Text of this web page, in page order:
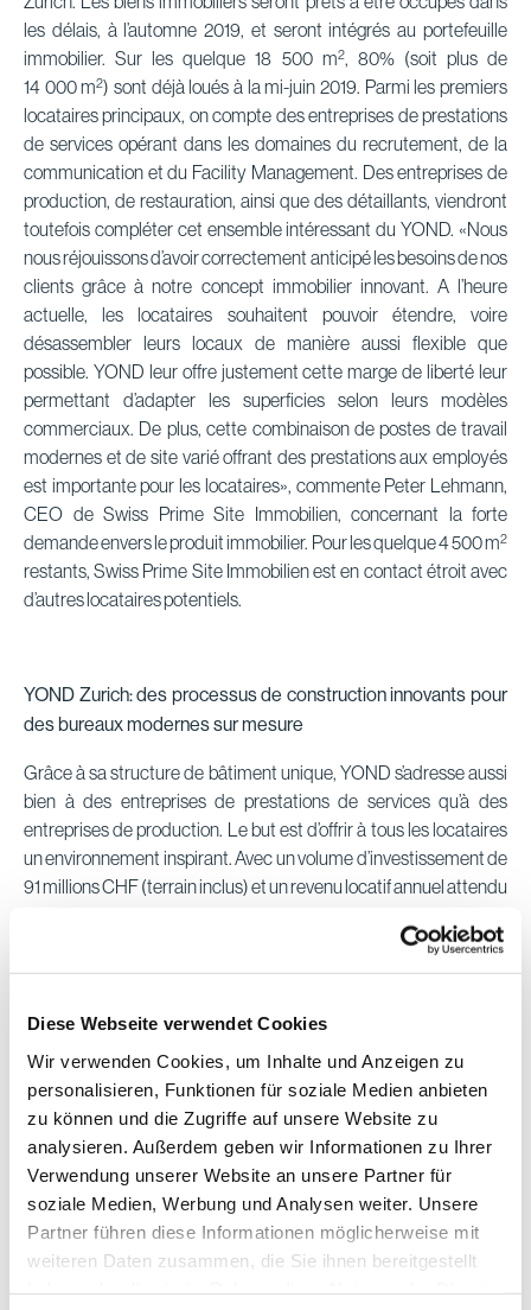
Diese Webseite verwendet Cookies
Wir verwenden Cookies, um Inhalte und Anzeigen zu
personalisieren, Funktionen für soziale Medien anbieten
zu können und die Zugriffe auf unsere Website zu
analysieren. Außerdem geben wir Informationen zu Ihrer
Verwendung unserer Website an unsere Partner für
soziale Medien, Werbung und Analysen weiter. Unsere
Partner führen diese Informationen möglicherweise mit
weiteren Daten zusammen, die Sie ihnen bereitgestellt
les délais, à l’automne 2019, et seront intégrés au portefeuille
immobilier. Sur les quelque 18 500 m2, 80% (soit plus de
14 000 m2) sont déjà loués à la mi-juin 2019. Parmi les premiers
locataires principaux, on compte des entreprises de prestations
de services opérant dans les domaines du recrutement, de la
communication et du Facility Management. Des entreprises de
production, de restauration, ainsi que des détaillants, viendront
toutefois compléter cet ensemble intéressant du YOND. «Nous
nous réjouissons d’avoir correctement anticipé les besoins de nos
clients grâce à notre concept immobilier innovant. A l’heure
actuelle, les locataires souhaitent pouvoir étendre, voire
désassembler leurs locaux de manière aussi flexible que
possible. YOND leur offre justement cette marge de liberté leur
permettant d’adapter les superficies selon leurs modèles
commerciaux. De plus, cette combinaison de postes de travail
modernes et de site varié offrant des prestations aux employés
est importante pour les locataires», commente Peter Lehmann,
CEO de Swiss Prime Site Immobilien, concernant la forte
demande envers le produit immobilier. Pour les quelque 4 500 m2
restants, Swiss Prime Site Immobilien est en contact étroit avec
d’autres locataires potentiels.
YOND Zurich: des processus de construction innovants pour
des bureaux modernes sur mesure
Grâce à sa structure de bâtiment unique, YOND s’adresse aussi
bien à des entreprises de prestations de services qu’à des
entreprises de production. Le but est d’offrir à tous les locataires
un environnement inspirant. Avec un volume d’investissement de
91 millions CHF (terrain inclus) et un revenu locatif annuel attendu
pouvant convenir à toute utilisation, d’offrir aux locataires
différents concepts d’aménagement intérieur et des superficies
aux critères actuels: à savoir des espaces et des surfaces
fonctionnels, modulables de façon créative et personnalisée en
fonction de la situation du marché. Le caractère innovant du
bâtiment s’est également révélé tout au long du processus de
planification et de réalisation. Ce dernier s’est pour la première fois
entièrement déroulé selon les principes du «Lean Construction».
Peter Lehmann, CEO de Swiss Prime Site Immobilien: «Pour le
projet YOND, nous avons eu recours à des technologies et à des
processus innovants grâce auxquels nous pourrons à l’avenir